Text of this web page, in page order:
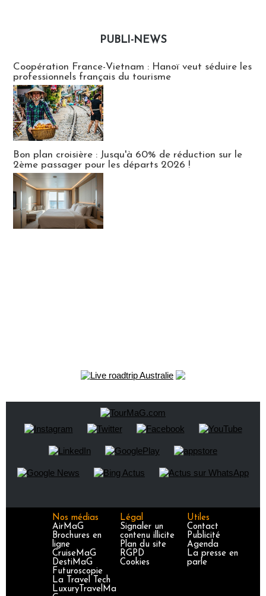
PUBLI-NEWS
Coopération France-Vietnam : Hanoï veut séduire les
professionnels français du tourisme
Bon plan croisière : Jusqu'à 60% de réduction sur le
2ème passager pour les départs 2026 !
Nos médias
AirMaG
Brochures en
ligne
CruiseMaG
DestiMaG
Futuroscopie
La Travel Tech
LuxuryTravelMa
Légal
Signaler un
contenu illicite
Plan du site
RGPD
Cookies
Utiles
Contact
Publicité
Agenda
La presse en
parle